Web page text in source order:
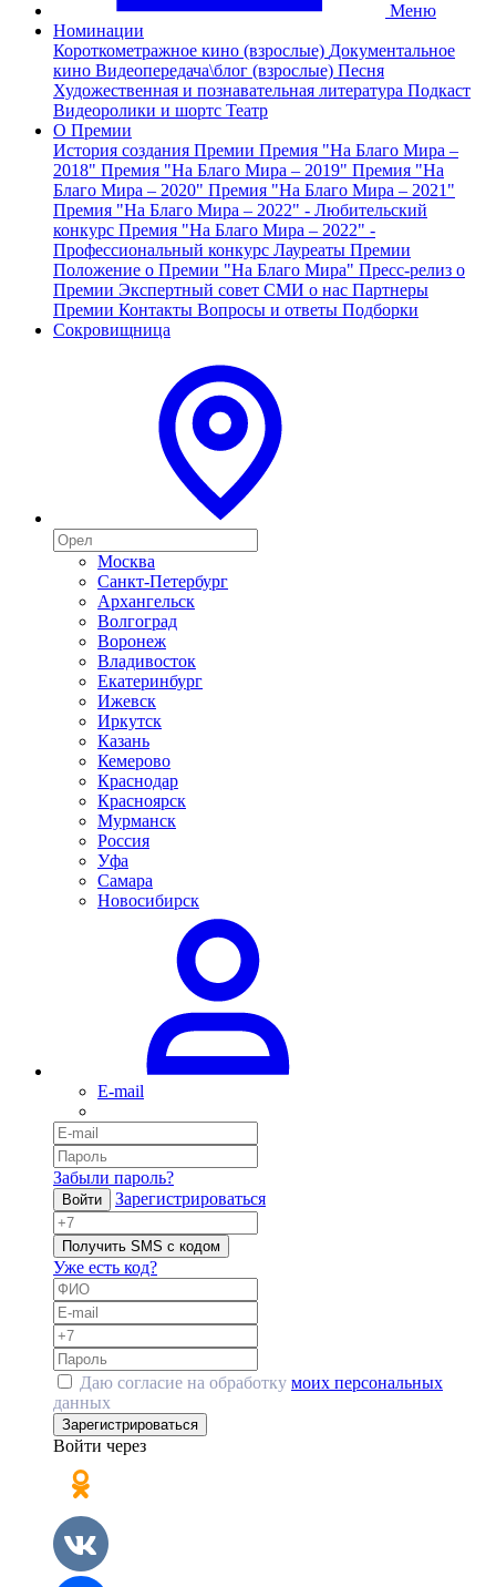
Меню
Номинации
Короткометражное кино (взрослые) Документальное
кино Видеопередача\блог (взрослые) Песня
Художественная и познавательная литература Подкаст
Видеоролики и шортс Театр
О Премии
История создания Премии Премия "На Благо Мира –
2018" Премия "На Благо Мира – 2019" Премия "На
Благо Мира – 2020" Премия "На Благо Мира – 2021"
Премия "На Благо Мира – 2022" - Любительский
конкурс Премия "На Благо Мира – 2022" -
Профессиональный конкурс Лауреаты Премии
Положение о Премии "На Благо Мира" Пресс-релиз о
Премии Экспертный совет СМИ о нас Партнеры
Премии Контакты Вопросы и ответы Подборки
Сокровищница
Москва
Санкт-Петербург
Архангельск
Волгоград
Воронеж
Владивосток
Екатеринбург
Ижевск
Иркутск
Казань
Кемерово
Краснодар
Красноярск
Мурманск
Россия
Уфа
Самара
Новосибирск
E-mail
Забыли пароль?
Войти Зарегистрироваться
Получить SMS с кодом
Уже есть код?
Даю согласие на обработку моих персональных
данных
Зарегистрироваться
Войти через